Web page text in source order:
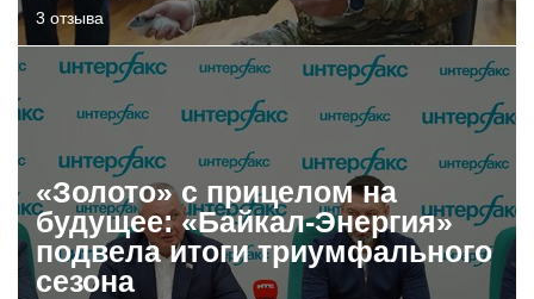
3 отзыва
«Золото» с прицелом на
будущее: «Байкал-Энергия»
подвела итоги триумфального
сезона